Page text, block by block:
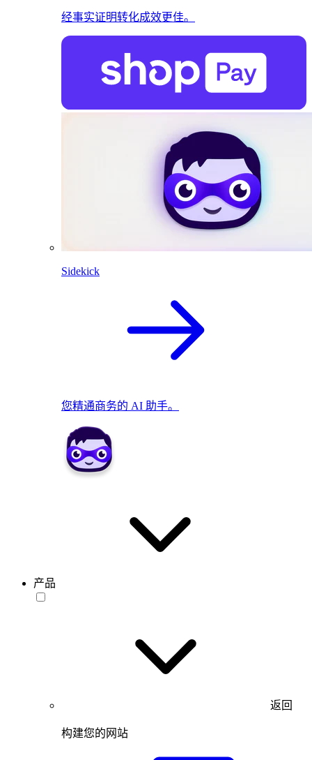
经事实证明转化成效更佳。
Sidekick
您精通商务的 AI 助手。
产品
返回
构建您的网站